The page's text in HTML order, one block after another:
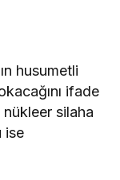
husumetli
ifade
nükleer silaha
ise